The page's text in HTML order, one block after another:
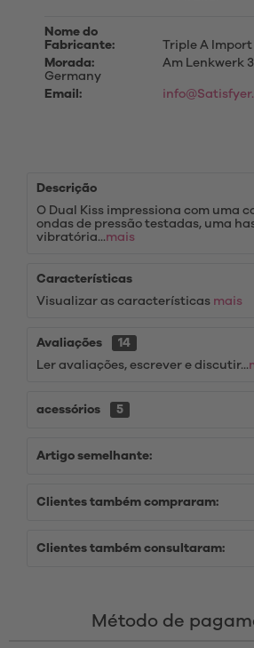
Nome do
Fabricante:
Triple A Import
Morada:
Am Lenkwerk
Germany
Email:
Descrição
O Dual Kiss impressiona com uma
ondas de pressão testadas, uma
vibratória...mais
Características
Visualizar as características mais
Avaliações
14
Ler avaliações, escrever e discutir...
acessórios 5
Artigo semelhante:
Clientes também compraram:
Clientes também consultaram:
Método de